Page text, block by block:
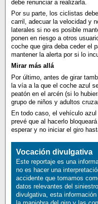
debe renunciar a realizarla.
Por su parte, los ciclistas
carril, adecuar la velocidad y
laterales si no es posible
ponen en riesgo a otros
coche que gira deba ceder el
mantener la alerta por si lo
Mirar más allá
Por último, antes de girar
la vía a la que el coche azul
peatón en el arcén (si lo
grupo de niños y adultos
En todo caso, el vehículo
prevé que al hacerlo
esperar y no iniciar el giro
Vocación divulgativa
Este reportaje es una
no es hacer una
accidente que tomamos
datos relevantes del
divulgativa, esta